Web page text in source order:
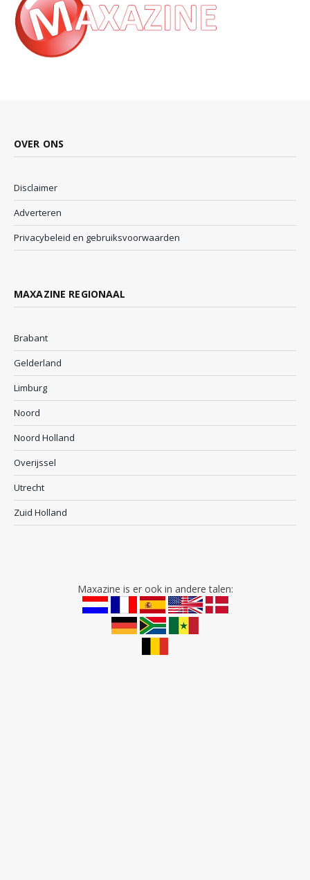
OVER ONS
Disclaimer
Adverteren
Privacybeleid en gebruiksvoorwaarden
MAXAZINE REGIONAAL
Brabant
Gelderland
Limburg
Noord
Noord Holland
Overijssel
Utrecht
Zuid Holland
Maxazine is er ook in andere talen: